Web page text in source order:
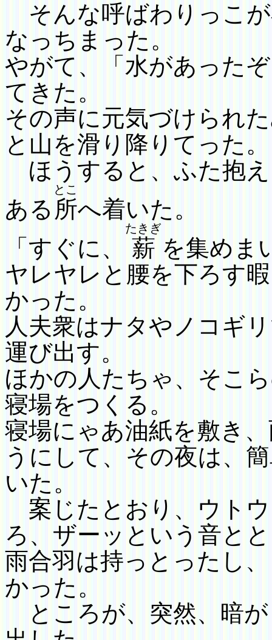
そんな呼ばわりっこが
なっちまった。
やがて、「水があった
てきた。
その声に元気づけられ
と山を滑り降りてった。
ほうすると、ふた抱
ある 所
とこ
へ着いた。
「すぐに、
薪
たきぎ
を集めま
ヤレヤレと腰を下ろす
かった。
人夫衆はナタやノコギ
運び出す。
ほかの人たちゃ、そこ
寝場をつくる。
寝場にゃあ油紙を敷き
うにして、その夜は、
いた。
案じたとおり、ウト
ろ、ザーッという音と
雨合羽は持っとったし
かった。
ところが、 突然、暗